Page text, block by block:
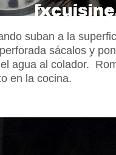
suban a la
sácalos y
agua al colador.
en la cocina.